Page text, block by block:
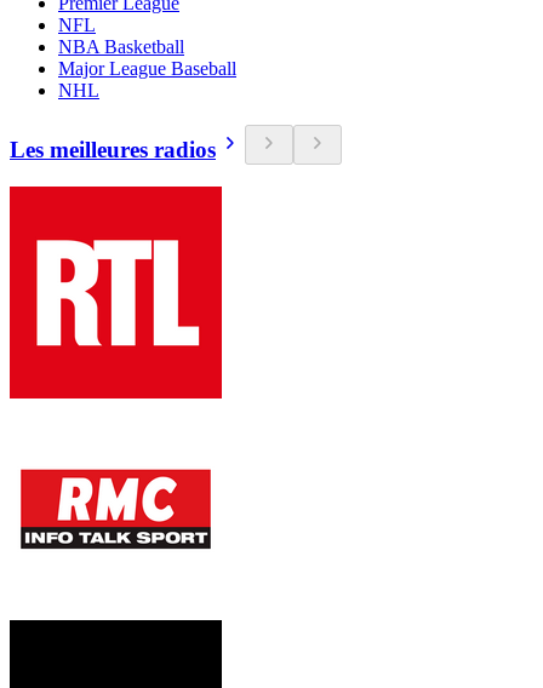
NFL
NBA Basketball
Major League Baseball
NHL
Les meilleures radios